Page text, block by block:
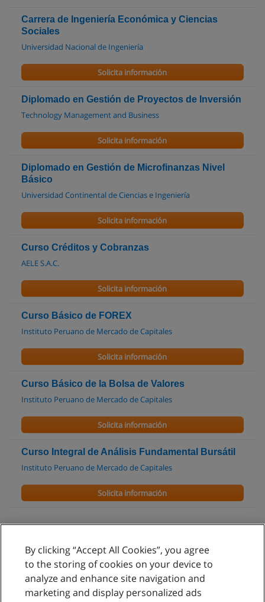
Carrera de Ingeniería Económica y Ciencias
Sociales
Universidad Nacional de Ingeniería
Solicita información
Diplomado en Gestión de Proyectos de Inversión
Technology Management and Business
Solicita información
Diplomado en Gestión de Microfinanzas Nivel
Básico
Universidad Continental de Ciencias e Ingeniería
Solicita información
Curso Créditos y Cobranzas
AELE S.A.C.
Solicita información
Curso Básico de FOREX
Instituto Peruano de Mercado de Capitales
Solicita información
Curso Básico de la Bolsa de Valores
Instituto Peruano de Mercado de Capitales
Solicita información
Curso Integral de Análisis Fundamental Bursátil
Instituto Peruano de Mercado de Capitales
Solicita información
Reglas de uso
Privacidad de datos
By clicking “Accept All Cookies”, you agree
to the storing of cookies on your device to
analyze and enhance site navigation and
marketing and display personalized ads